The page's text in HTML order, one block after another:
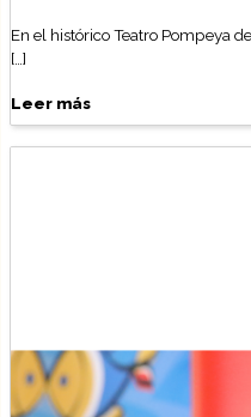
En el histórico Teatro Pompeya
[…]
Leer más